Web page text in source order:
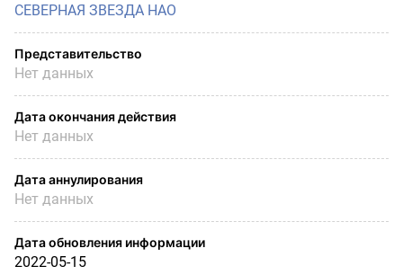
СЕВЕРНАЯ ЗВЕЗДА НАО
Представительство
Нет данных
Дата окончания действия
Нет данных
Дата аннулирования
Нет данных
Дата обновления информации
2022-05-15